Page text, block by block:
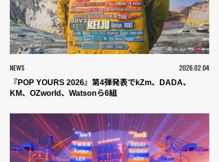
NEWS 2026.02.04
『POP YOURS 2026』第4弾発表でkZm、DADA、
KM、OZworld、Watsonら6組